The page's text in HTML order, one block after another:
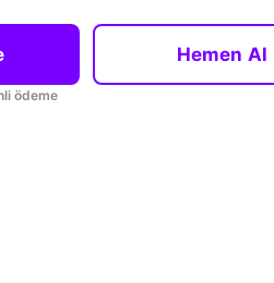
Hemen Al
ödeme